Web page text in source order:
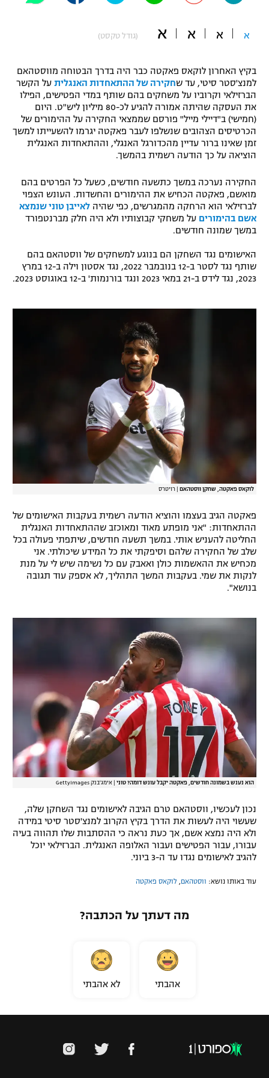
תקנון משתתפים וזוכים בפרסים
תקנון עבור פעילות אלקטרה
תקנון עבור פעילות ספורט 1 – "מרלן"
טניס
גיימינג E-Sports
תנאי שימוש
מדיניות פרטיות
תקנון פעילות ספורט 1
רשיון להקרנה פומבית לבית עסק
כדורמים
פוטבול אמריקאי NFL
בייסבול MLB
אומנויות לחימה
גיימינג E-Sports
א א א א (גודל טקסט)
בקיץ האחרון לוקאס פאקטה כבר היה בדרך הבטוחה מווסטהאם
למנצ'סטר סיטי, עד שחקירה של ההתאחדות האנגלית על הקשר
הברזילאי וקרוביו על משחקים בהם שותף במדי הפטישים, הפילו
את העסקה שהיתה אמורה להגיע לכ-80 מיליון ליש"ט. היום
(חמישי) ב"דיילי מייל" פורסם שממצאי החקירה על ההימורים של
הכרטיסים הצהובים שנשלפו לעבר פאקטה יגרמו להשעייתו למשך
זמן שאינו ברור עדיין מהכדורגל האנגלי, וההתאחדות האנגלית
הוציאה על כך הודעה רשמית בהמשך.
החקירה נערכה במשך כתשעה חודשים, כשעל כל הפרטים בהם
מואשם, פאקטה הכחיש את ההימורים והחשדות. העונש הצפוי
לברזילאי הוא הרחקה מהמגרשים, כפי שהיה לאייבן טוני שנמצא
אשם בהימורים על משחקי קבוצותיו ולא היה חלק מברנטפורד
במשך שמונה חודשים.
האישומים נגד השחקן הם בנוגע למשחקים של ווסטהאם בהם
שותף נגד לסטר ב-12 בנובמבר 2022, נגד אסטון וילה ב-12 במרץ
2023, נגד לידס ב-21 במאי 2023 ונגד בורנמות' ב-12 באוגוסט 2023.
לוקאס פאקטה, שחקן ווסטהאם רויטרס
פאקטה הגיב בעצמו והוציא הודעה רשמית בעקבות האישומים של
ההתאחדות: "אני מופתע מאוד ומאוכזב שההתאחדות האנגלית
החליטה להעניש אותי. במשך תשעה חודשים, שיתפתי פעולה בכל
שלב של החקירה שלהם וסיפקתי את כל המידע שיכולתי. אני
מכחיש את ההאשמות כולן ואאבק עם כל נשימה שיש לי על מנת
לנקות את שמי. בעקבות המשך התהליך, לא אספק עוד תגובה
בנושא".
הוא נענש בשמונה חודשים, פאקטה יקבל עונש דומה? טוני אימג'בנק GettyImages
נכון לעכשיו, ווסטהאם טרם הגיבה לאישומים נגד השחקן שלה,
שעשוי היה לעשות את הדרך בקיץ הקרוב למנצ'סטר סיטי במידה
ולא היה נמצא אשם, אך כעת נראה כי ההסתבות שלו תהווה בעיה
עבורו, עבור הפטישים ועבור האלופה האנגלית. הברזילאי יוכל
להגיב לאישומים נגדו עד ה-3 ביוני.
עוד באותו נושא: ווסטהאם לוקאס פאקטה
מה דעתך על הכתבה?
אהבתי לא אהבתי